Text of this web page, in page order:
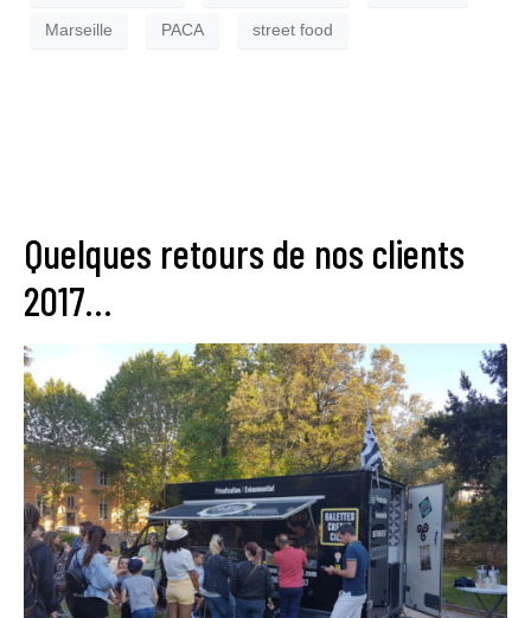
Marseille PACA street food
Quelques retours de nos clients
2017…